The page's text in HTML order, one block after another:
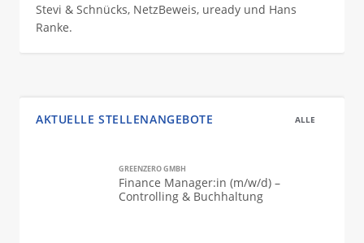
Stevi & Schnücks, NetzBeweis, uready und Hans
Ranke.
AKTUELLE STELLENANGEBOTE ALLE
GREENZERO GMBH
Finance Manager:in (m/w/d) –
Controlling & Buchhaltung